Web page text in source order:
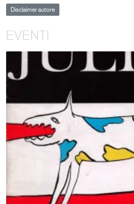
Disclaimer autore
EVENTI